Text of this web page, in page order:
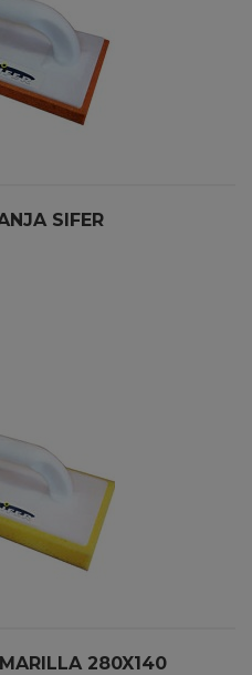
SIFER
280X140